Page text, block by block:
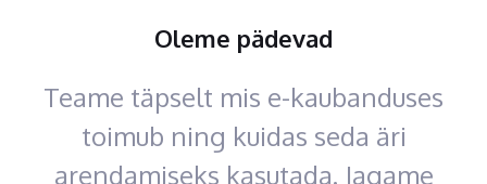
Oleme pädevad
Teame täpselt mis e-kaubanduses
toimub ning kuidas seda äri
arendamiseks kasutada. Jagame